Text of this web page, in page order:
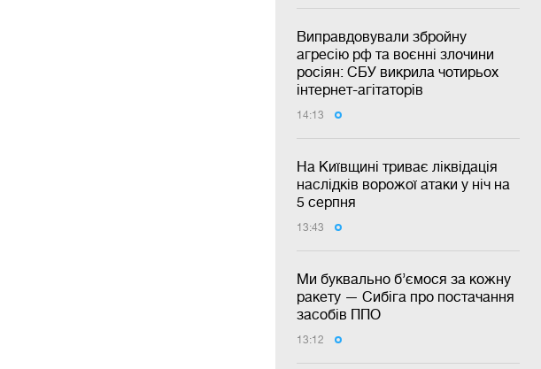
Виправдовували збройну
агресію рф та воєнні злочини
росіян: СБУ викрила чотирьох
інтернет-агітаторів
14:13
На Київщині триває ліквідація
наслідків ворожої атаки у ніч на
5 серпня
13:43
Ми буквально б’ємося за кожну
ракету — Сибіга про постачання
засобів ППО
13:12